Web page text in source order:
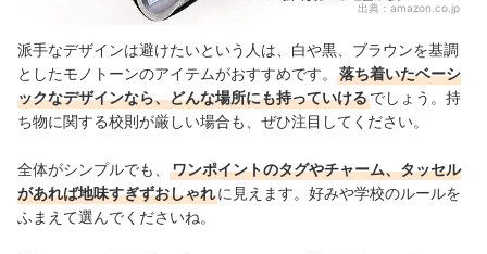
出典： amazon.co.jp
派手なデザインは避けたいという人は、白や黒、ブラウンを基調
としたモノトーンのアイテムがおすすめです。
落ち着いたベーシ
ックなデザインなら、どんな場所にも持っていけるでしょう。持
ち物に関する校則が厳しい場合も、ぜひ注目してください。
全体がシンプルでも、
ワンポイントのタグやチャーム、タッセル
があれば地味すぎずおしゃれに見えます。好みや学校のルールを
ふまえて選んでくださいね。